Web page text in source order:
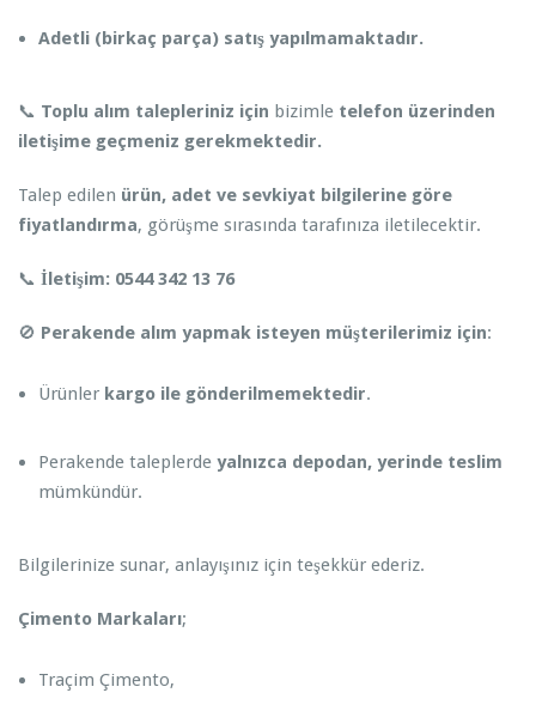
Adetli (birkaç parça) satış yapılmamaktadır.
📞 Toplu alım talepleriniz için bizimle telefon üzerinden
iletişime geçmeniz gerekmektedir.
Talep edilen ürün, adet ve sevkiyat bilgilerine göre
fiyatlandırma, görüşme sırasında tarafınıza iletilecektir.
📞 İletişim: 0544 342 13 76
🚫 Perakende alım yapmak isteyen müşterilerimiz için:
Ürünler kargo ile gönderilmemektedir.
Perakende taleplerde yalnızca depodan, yerinde teslim
mümkündür.
Bilgilerinize sunar, anlayışınız için teşekkür ederiz.
Çimento Markaları;
Traçim Çimento,